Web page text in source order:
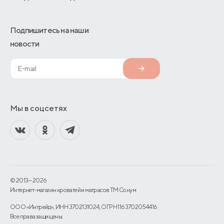
Подпишитесь на наши
новости
Мы в соцсетях
© 2013—2026
Интернет-магазин кроватей и матрасов TM Сонум
ООО «Интрейд», ИНН 3702131024, ОГРН 1163702054416
Все права защищены.